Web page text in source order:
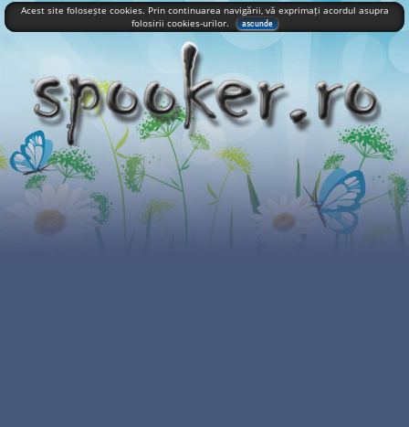
Acest site folosește cookies. Prin continuarea navigării, vă exprimați acordul asupra
folosirii cookies-urilor. ascunde